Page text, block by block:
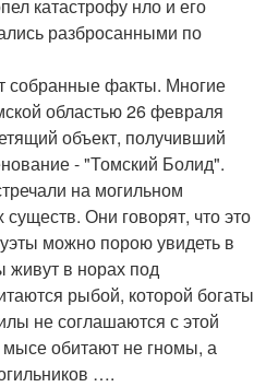
катастрофу нло и его
разбросанными по
собранные факты. Многие
областью 26 февраля
объект, получивший
- "Томский Болид".
на могильном
Они говорят, что это
можно порою увидеть в
живут в норах под
рыбой, которой богаты
не соглашаются с этой
мысе обитают не гномы, а
….